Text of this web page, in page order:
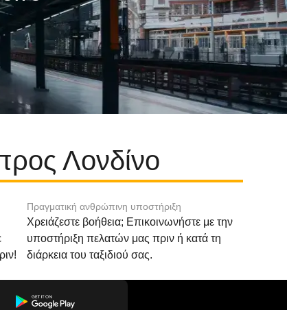
Λονδίνο
Πραγματική ανθρώπινη υποστήριξη
Χρειάζεστε βοήθεια; Επικοινωνήστε με την
υποστήριξη πελατών μας πριν ή κατά τη
διάρκεια του ταξιδιού σας.